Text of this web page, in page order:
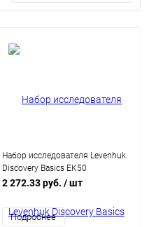
Набор исследователя Levenhuk
Discovery Basics EK50
2 272.33 руб. / шт
Подробнее